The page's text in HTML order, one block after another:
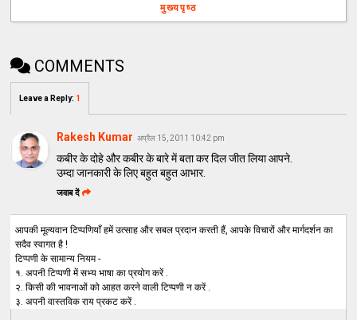
मुख्यपृष्ठ
COMMENTS
Leave a Reply: 1
Rakesh Kumar अप्रैल 15, 2011 10:42 pm
कबीर के दोहे और कबीर के बारे में बता कर दिल जीत लिया आपने.
उम्दा जानकारी के लिए बहुत बहुत आभार.
जवाब दें
आपकी मूल्यवान टिप्पणियाँ हमें उत्साह और सबल प्रदान करती हैं, आपके विचारों और मार्गदर्शन का
सदैव स्वागत है !
टिप्पणी के सामान्य नियम -
१. अपनी टिप्पणी में सभ्य भाषा का प्रयोग करें .
२. किसी की भावनाओं को आहत करने वाली टिप्पणी न करें .
३. अपनी वास्तविक राय प्रकट करें .